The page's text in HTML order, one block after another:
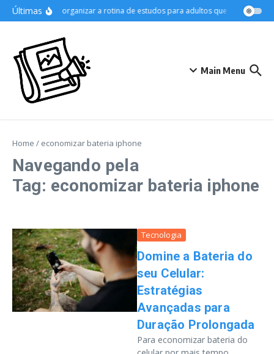
Ir para o conteúdo
ÚltimasComo organizar a rotina de estudos para adultos que trabalham
Main Menu
Home / economizar bateria iphone
Navegando pela
Tag: economizar bateria iphone
Tecnologia
Domine a Bateria do
seu Celular:
Estratégias
Avançadas para
Duração Prolongada
Para economizar bateria do